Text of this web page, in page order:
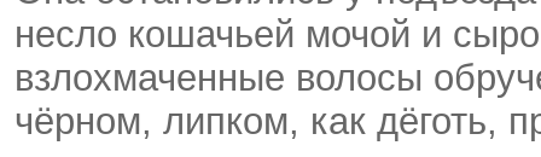
несло кошачьей мочой и
взлохмаченные волосы
чёрном, липком, как дёготь,